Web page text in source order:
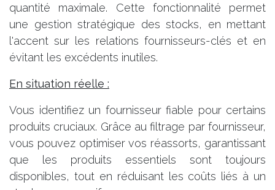
quantité maximale. Cette fonctionnalité permet
une gestion stratégique des stocks, en mettant
l'accent sur les relations fournisseurs-clés et en
évitant les excédents inutiles.
En situation réelle :
Vous identifiez un fournisseur fiable pour certains
produits cruciaux. Grâce au filtrage par fournisseur,
vous pouvez optimiser vos réassorts, garantissant
que les produits essentiels sont toujours
disponibles, tout en réduisant les coûts liés à un